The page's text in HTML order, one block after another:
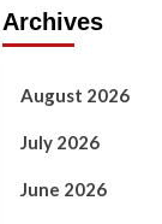
Archives
August 2026
July 2026
June 2026